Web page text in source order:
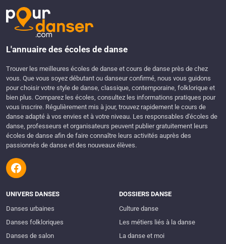
L'annuaire des écoles de danse
Trouver les meilleures écoles de danse et cours de danse près de chez
vous. Que vous soyez débutant ou danseur confirmé, nous vous guidons
pour choisir votre style de danse, classique, contemporaine, folklorique et
bien plus. Comparez les écoles, consultez les informations pratiques pour
vous inscrire. Régulièrement mis à jour, trouvez rapidement le cours de
danse adapté à vos envies et à votre niveau. Les responsables d'écoles de
danse, professeurs et organisateurs peuvent publier gratuitement leurs
écoles de danse afin de faire connaître leurs activités auprès des
passionnés de danse et des nouveaux élèves.
UNIVERS DANSES
Danses urbaines
Danses folkloriques
Danses de salon
DOSSIERS DANSE
Culture danse
Les métiers liés à la danse
La danse et moi